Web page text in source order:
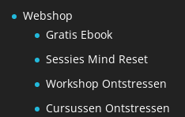
Webshop
Gratis Ebook
Sessies Mind Reset
Workshop Ontstressen
Cursussen Ontstressen